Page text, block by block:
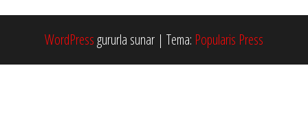
WordPress gururla sunar | Tema: Popularis Press